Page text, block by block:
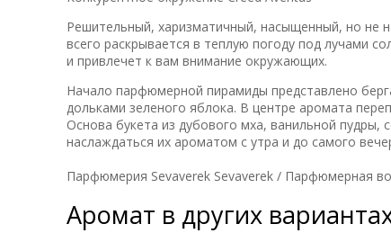
Решительный, харизматичный, насыщенный, но не
всего раскрывается в теплую погоду под лучами
и привлечет к вам внимание окружающих.
Начало парфюмерной пирамиды представлено
дольками зеленого яблока. В центре аромата
Основа букета из дубового мха, ванильной пудры,
наслаждаться их ароматом с утра и до самого
Парфюмерия Sevaverek Sevaverek / Парфюмерная
Аромат в других